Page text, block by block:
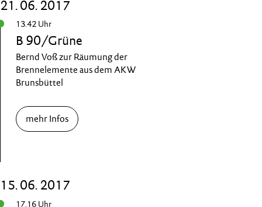
21. 06. 2017
13.42 Uhr
B 90/Grüne
Bernd Voß zur Räumung der
Brennelemente aus dem AKW
Brunsbüttel
mehr Infos
15. 06. 2017
17.16 Uhr